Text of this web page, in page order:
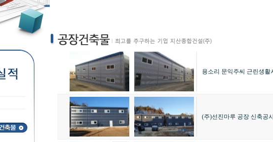
용소리 문익주씨 근린생활
(주)선진마루 공장 신축공